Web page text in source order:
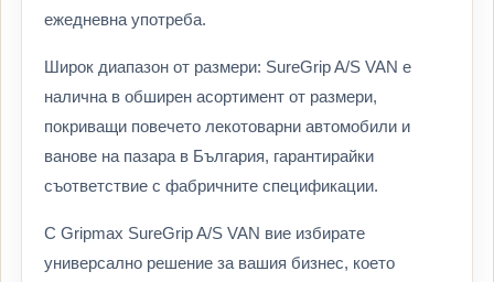
ежедневна употреба.
Широк диапазон от размери: SureGrip A/S VAN е
налична в обширен асортимент от размери,
покриващи повечето лекотоварни автомобили и
ванове на пазара в България, гарантирайки
съответствие с фабричните спецификации.
С Gripmax SureGrip A/S VAN вие избирате
универсално решение за вашия бизнес, което